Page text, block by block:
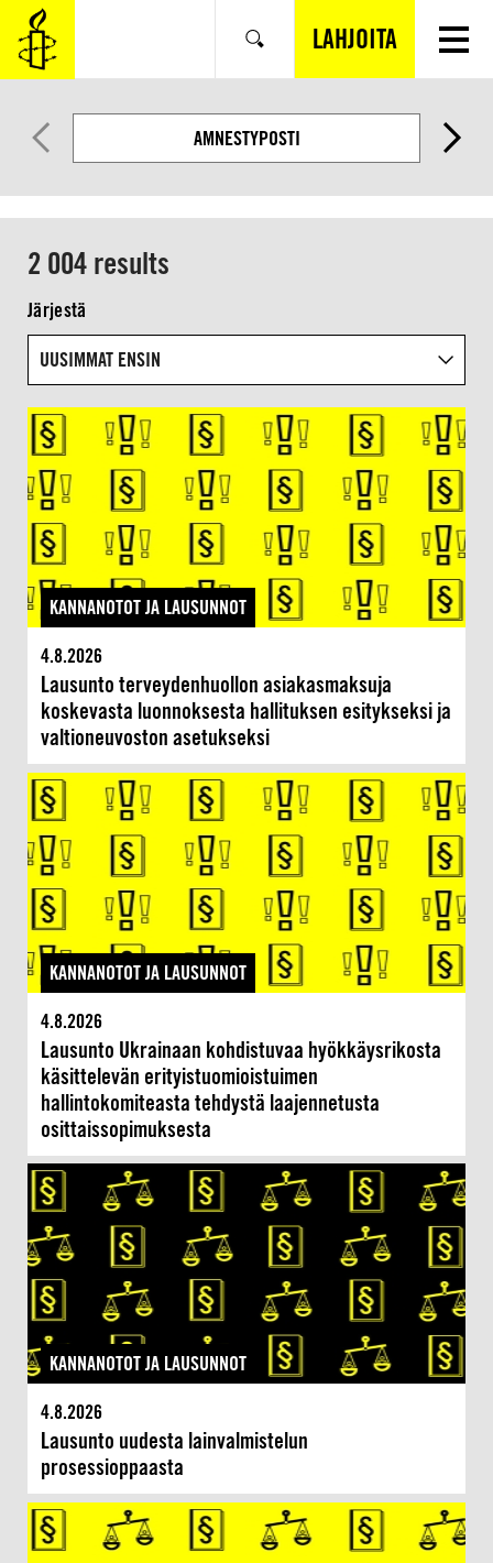
SIIRRY
VARSINAISEEN
SISÄLTÖÖN
Hae LAHJOITA
AMNESTYPOSTI
2 004 results
Järjestä
KANNANOTOT JA LAUSUNNOT
4.8.2026
Lausunto terveydenhuollon asiakasmaksuja
koskevasta luonnoksesta hallituksen esitykseksi ja
valtioneuvoston asetukseksi
KANNANOTOT JA LAUSUNNOT
4.8.2026
Lausunto Ukrainaan kohdistuvaa hyökkäysrikosta
käsittelevän erityistuomioistuimen
hallintokomiteasta tehdystä laajennetusta
osittaissopimuksesta
KANNANOTOT JA LAUSUNNOT
4.8.2026
Lausunto uudesta lainvalmistelun
prosessioppaasta